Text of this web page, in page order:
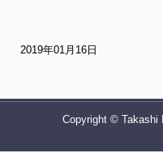
2019年01月16日
Copyright © Takashi